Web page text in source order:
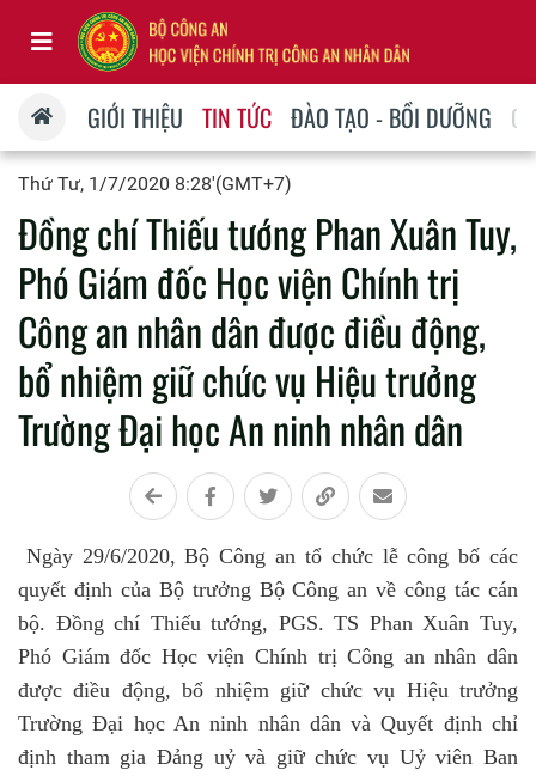
GIỚI THIỆU TIN TỨC ĐÀO TẠO - BỒI DƯỠNG
Thứ Tư, 1/7/2020 8:28'(GMT+7)
Đồng chí Thiếu tướng Phan Xuân Tuy,
Phó Giám đốc Học viện Chính trị
Công an nhân dân được điều động,
bổ nhiệm giữ chức vụ Hiệu trưởng
Trường Đại học An ninh nhân dân
Ngày 29/6/2020, Bộ Công an tổ chức lễ công bố các
quyết định của Bộ trưởng Bộ Công an về công tác cán
bộ. Đồng chí Thiếu tướng, PGS. TS Phan Xuân Tuy,
Phó Giám đốc Học viện Chính trị Công an nhân dân
được điều động, bổ nhiệm giữ chức vụ Hiệu trưởng
Trường Đại học An ninh nhân dân và Quyết định chỉ
định tham gia Đảng uỷ và giữ chức vụ Uỷ viên Ban